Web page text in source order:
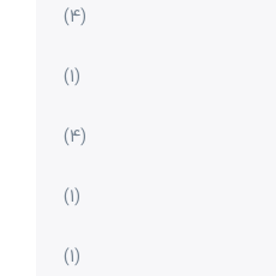
(4)
(1)
(4)
(1)
(1)